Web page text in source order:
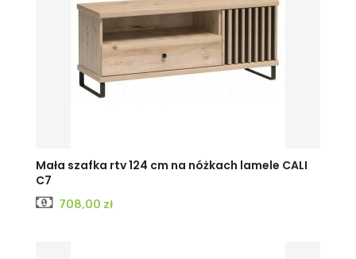
Mała szafka rtv 124 cm na nóżkach lamele CALI
C7
Cena
708,00 zł